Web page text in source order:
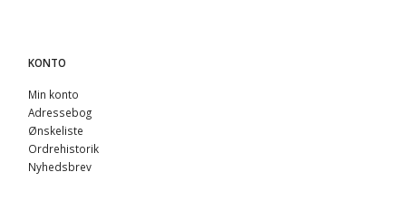
KONTO
Min konto
Adressebog
Ønskeliste
Ordrehistorik
Nyhedsbrev